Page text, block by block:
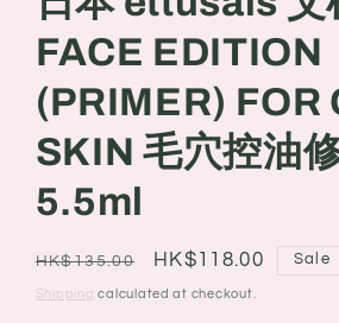
FACE EDITION
(PRIMER) FOR
SKIN 毛穴控油
5.5ml
Regular
price
HK$135.00
Sale
price
HK$118.00 Sale
Shipping calculated at checkout.